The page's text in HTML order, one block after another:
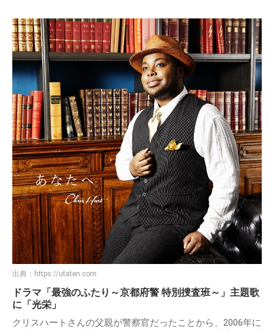
出典： https://utaten.com
ドラマ「最強のふたり～京都府警 特別捜査班～」主題歌
に「光栄」
クリスハートさんの父親が警察官だったことから、2006年に